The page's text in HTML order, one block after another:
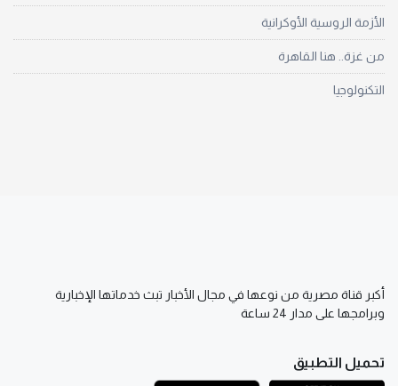
الأزمة الروسية الأوكرانية
من غزة.. هنا القاهرة
التكنولوجيا
أكبر قناة مصرية من نوعها في مجال الأخبار تبث خدماتها الإخبارية
وبرامجها على مدار 24 ساعة
تحميل التطبيق